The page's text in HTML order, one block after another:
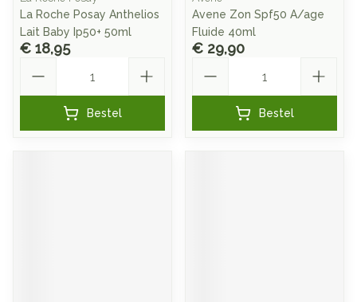
La Roche Posay Anthelios
Lait Baby Ip50+ 50ml
€ 18,95
Bestel
Avene Zon Spf50 A/age
Fluide 40ml
€ 29,90
Bestel